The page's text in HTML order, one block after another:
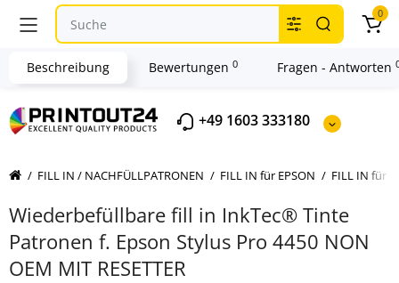
+49 1603 333180
0
FILL IN / NACHFÜLLPATRONEN FILL IN für EPSON FILL IN für
Wiederbefüllbare fill in InkTec® Tinte
Patronen f. Epson Stylus Pro 4450 NON
OEM MIT RESETTER
Beschreibung Bewertungen 0 Fragen - Antworten